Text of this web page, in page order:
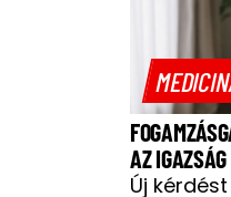
AZ IGAZSÁG
Új